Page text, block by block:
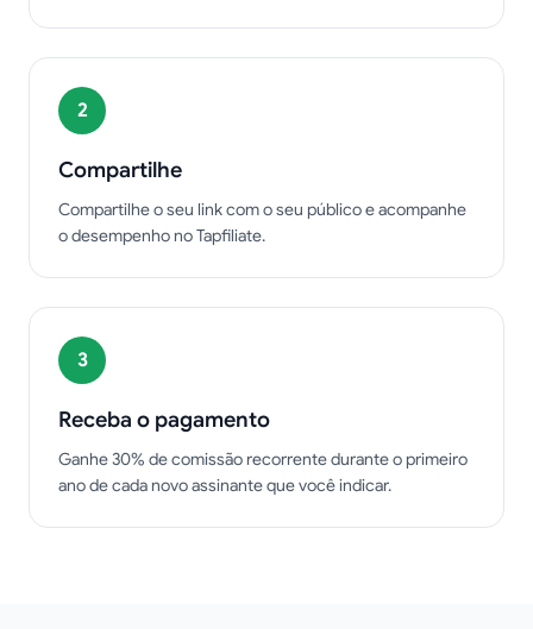
2
Compartilhe
Compartilhe o seu link com o seu público e acompanhe
o desempenho no Tapfiliate.
3
Receba o pagamento
Ganhe 30% de comissão recorrente durante o primeiro
ano de cada novo assinante que você indicar.